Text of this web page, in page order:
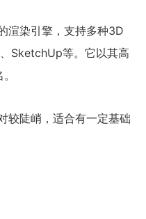
渲染引擎，支持多种3D
SketchUp等。它以其高
较陡峭，适合有一定基础